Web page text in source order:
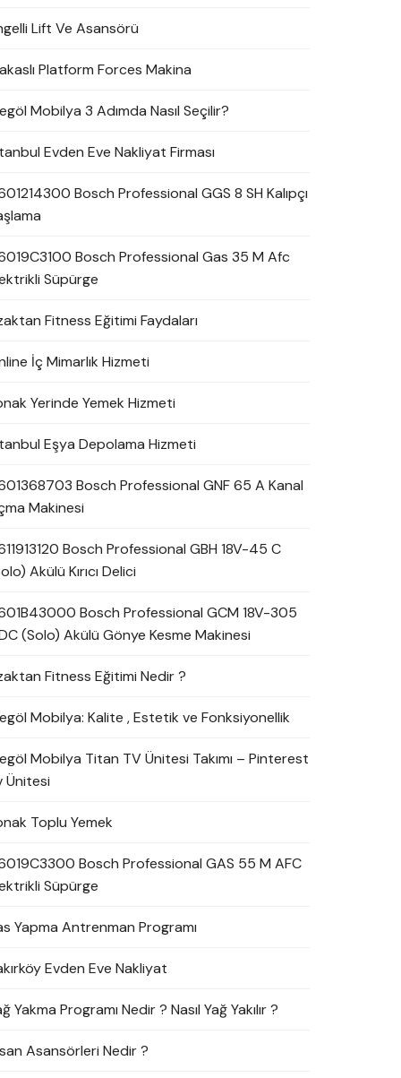
Lift Ve Asansörü
Platform Forces Makina
Mobilya 3 Adımda Nasıl Seçilir?
Evden Eve Nakliyat Firması
Bosch Professional GGS 8 SH Kalıpçı
Bosch Professional Gas 35 M Afc
Süpürge
Fitness Eğitimi Faydaları
İç Mimarlık Hizmeti
Yerinde Yemek Hizmeti
Eşya Depolama Hizmeti
Bosch Professional GNF 65 A Kanal
Makinesi
Bosch Professional GBH 18V-45 C
Akülü Kırıcı Delici
Bosch Professional GCM 18V-305
(Solo) Akülü Gönye Kesme Makinesi
Fitness Eğitimi Nedir ?
Mobilya: Kalite , Estetik ve Fonksiyonellik
Mobilya Titan TV Ünitesi Takımı – Pinterest
Ünitesi
Toplu Yemek
Bosch Professional GAS 55 M AFC
Süpürge
Yapma Antrenman Programı
Evden Eve Nakliyat
Yakma Programı Nedir ? Nasıl Yağ Yakılır ?
Asansörleri Nedir ?